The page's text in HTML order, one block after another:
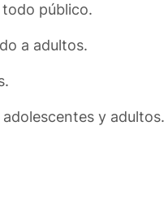
todo público.
a adultos.
y adultos.